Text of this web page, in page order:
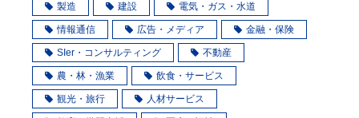
製造 建設 電気・ガス・水道
情報通信 広告・メディア 金融・保険
SIer・コンサルティング 不動産
農・林・漁業 飲食・サービス
観光・旅行 人材サービス